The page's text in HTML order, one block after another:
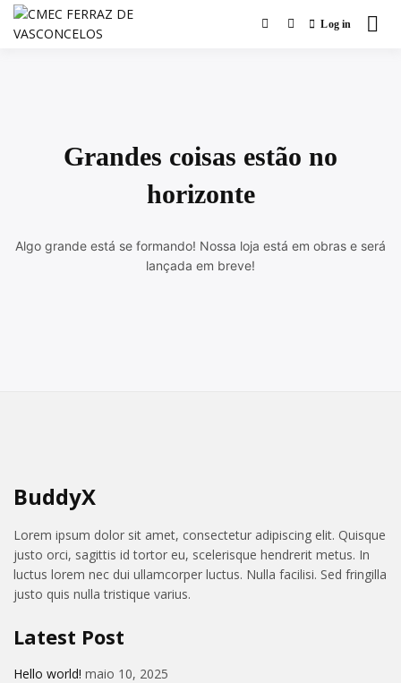
Skip
Mulheres fazendo
Log in
Grandes coisas estão no
horizonte
Algo grande está se formando! Nossa loja está em obras e será
lançada em breve!
BuddyX
Lorem ipsum dolor sit amet, consectetur adipiscing elit. Quisque
justo orci, sagittis id tortor eu, scelerisque hendrerit metus. In
luctus lorem nec dui ullamcorper luctus. Nulla facilisi. Sed fringilla
justo quis nulla tristique varius.
Latest Post
Hello world! maio 10, 2025